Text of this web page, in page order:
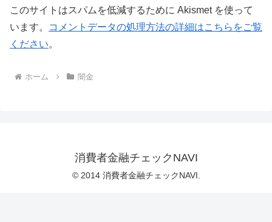
このサイトはスパムを低減するために Akismet を使って
います。
コメントデータの処理方法の詳細はこちらをご覧
ください。
ホーム 闇金
消費者金融チェックNAVI
© 2014 消費者金融チェックNAVI.